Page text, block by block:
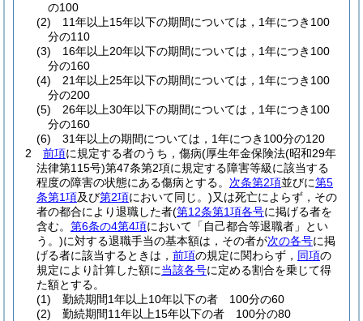
の100
(2)
11年以上15年以下の期間については，1年につき100
分の110
(3)
16年以上20年以下の期間については，1年につき100
分の160
(4)
21年以上25年以下の期間については，1年につき100
分の200
(5)
26年以上30年以下の期間については，1年につき100
分の160
(6)
31年以上の期間については，1年につき100分の120
2
前項に規定する者のうち，傷病(厚生年金保険法(昭和29年
法律第115号)第47条第2項に規定する障害等級に該当する
程度の障害の状態にある傷病とする。 次条第2項並びに第5
条第1項及び第2項において同じ。)又は死亡によらず，その
者の都合により退職した者(第12条第1項各号に掲げる者を
含む。 第6条の4第4項において「自己都合等退職者」とい
う。)に対する退職手当の基本額は，その者が次の各号に掲
げる者に該当するときは， 前項の規定に関わらず， 同項の
規定により計算した額に当該各号に定める割合を乗じて得
た額とする。
(1)
勤続期間1年以上10年以下の者 100分の60
(2)
勤続期間11年以上15年以下の者 100分の80